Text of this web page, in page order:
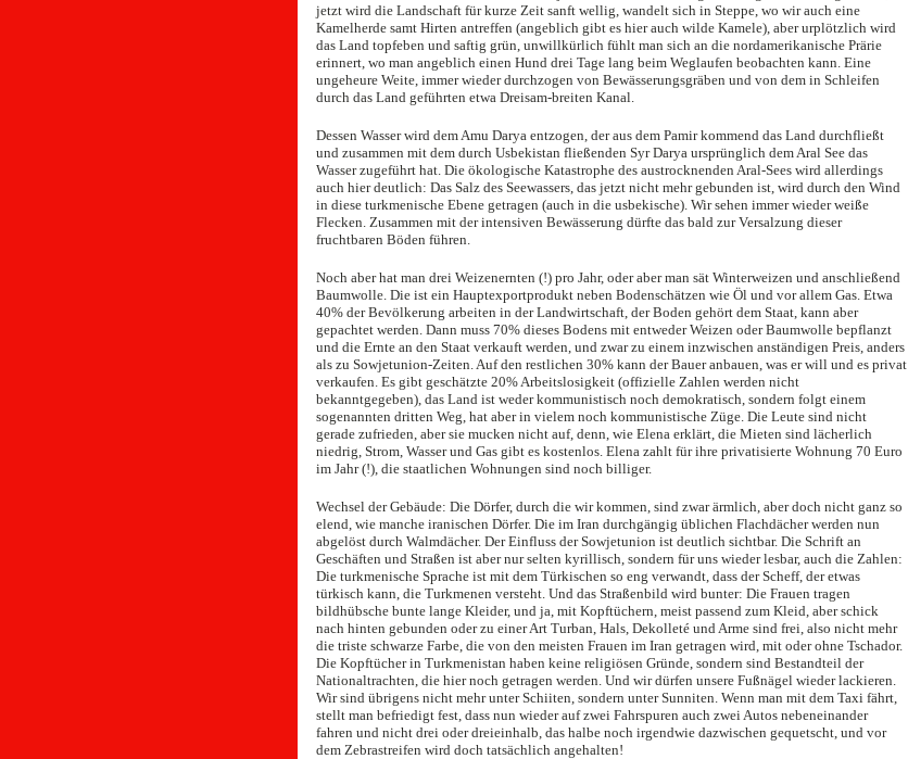
jetzt wird die Landschaft für kurze Zeit sanft wellig, wandelt sich in Steppe, wo wir auch eine
Kamelherde samt Hirten antreffen (angeblich gibt es hier auch wilde Kamele), aber urplötzlich wird
das Land topfeben und saftig grün, unwillkürlich fühlt man sich an die nordamerikanische Prärie
erinnert, wo man angeblich einen Hund drei Tage lang beim Weglaufen beobachten kann. Eine
ungeheure Weite, immer wieder durchzogen von Bewässerungsgräben und von dem in Schleifen
durch das Land geführten etwa Dreisam-breiten Kanal.
Dessen Wasser wird dem Amu Darya entzogen, der aus dem Pamir kommend das Land durchfließt
und zusammen mit dem durch Usbekistan fließenden Syr Darya ursprünglich dem Aral See das
Wasser zugeführt hat. Die ökologische Katastrophe des austrocknenden Aral-Sees wird allerdings
auch hier deutlich: Das Salz des Seewassers, das jetzt nicht mehr gebunden ist, wird durch den Wind
in diese turkmenische Ebene getragen (auch in die usbekische). Wir sehen immer wieder weiße
Flecken. Zusammen mit der intensiven Bewässerung dürfte das bald zur Versalzung dieser
fruchtbaren Böden führen.
Noch aber hat man drei Weizenernten (!) pro Jahr, oder aber man sät Winterweizen und anschließend
Baumwolle. Die ist ein Hauptexportprodukt neben Bodenschätzen wie Öl und vor allem Gas. Etwa
40% der Bevölkerung arbeiten in der Landwirtschaft, der Boden gehört dem Staat, kann aber
gepachtet werden. Dann muss 70% dieses Bodens mit entweder Weizen oder Baumwolle bepflanzt
und die Ernte an den Staat verkauft werden, und zwar zu einem inzwischen anständigen Preis, anders
als zu Sowjetunion-Zeiten. Auf den restlichen 30% kann der Bauer anbauen, was er will und es privat
verkaufen. Es gibt geschätzte 20% Arbeitslosigkeit (offizielle Zahlen werden nicht
bekanntgegeben), das Land ist weder kommunistisch noch demokratisch, sondern folgt einem
sogenannten dritten Weg, hat aber in vielem noch kommunistische Züge. Die Leute sind nicht
gerade zufrieden, aber sie mucken nicht auf, denn, wie Elena erklärt, die Mieten sind lächerlich
niedrig, Strom, Wasser und Gas gibt es kostenlos. Elena zahlt für ihre privatisierte Wohnung 70 Euro
im Jahr (!), die staatlichen Wohnungen sind noch billiger.
Wechsel der Gebäude: Die Dörfer, durch die wir kommen, sind zwar ärmlich, aber doch nicht ganz so
elend, wie manche iranischen Dörfer. Die im Iran durchgängig üblichen Flachdächer werden nun
abgelöst durch Walmdächer. Der Einfluss der Sowjetunion ist deutlich sichtbar. Die Schrift an
Geschäften und Straßen ist aber nur selten kyrillisch, sondern für uns wieder lesbar, auch die Zahlen:
Die turkmenische Sprache ist mit dem Türkischen so eng verwandt, dass der Scheff, der etwas
türkisch kann, die Turkmenen versteht. Und das Straßenbild wird bunter: Die Frauen tragen
bildhübsche bunte lange Kleider, und ja, mit Kopftüchern, meist passend zum Kleid, aber schick
nach hinten gebunden oder zu einer Art Turban, Hals, Dekolleté und Arme sind frei, also nicht mehr
die triste schwarze Farbe, die von den meisten Frauen im Iran getragen wird, mit oder ohne Tschador.
Die Kopftücher in Turkmenistan haben keine religiösen Gründe, sondern sind Bestandteil der
Nationaltrachten, die hier noch getragen werden. Und wir dürfen unsere Fußnägel wieder lackieren.
Wir sind übrigens nicht mehr unter Schiiten, sondern unter Sunniten. Wenn man mit dem Taxi fährt,
stellt man befriedigt fest, dass nun wieder auf zwei Fahrspuren auch zwei Autos nebeneinander
fahren und nicht drei oder dreieinhalb, das halbe noch irgendwie dazwischen gequetscht, und vor
dem Zebrastreifen wird doch tatsächlich angehalten!